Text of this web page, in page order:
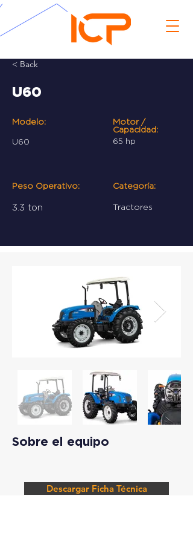
< Back
U60
Modelo:
U60
Motor /
Capacidad:
65 hp
Peso Operativo:
3.3 ton
Categoría:
Tractores
Sobre el equipo
Descargar Ficha Técnica